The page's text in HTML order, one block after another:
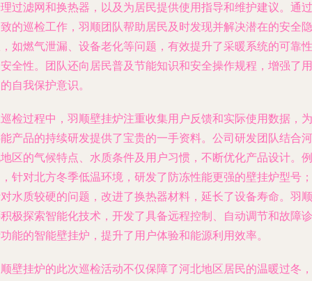
过滤网和换热器，以及为居民提供使用指导和维护建议。通过
的巡检工作，羽顺团队帮助居民及时发现并解决潜在的安全隐
如燃气泄漏、设备老化等问题，有效提升了采暖系统的可靠性
全性。团队还向居民普及节能知识和安全操作规程，增强了用
自我保护意识。
检过程中，羽顺壁挂炉注重收集用户反馈和实际使用数据，为
产品的持续研发提供了宝贵的一手资料。公司研发团队结合河
区的气候特点、水质条件及用户习惯，不断优化产品设计。例
针对北方冬季低温环境，研发了防冻性能更强的壁挂炉型号；
水质较硬的问题，改进了换热器材料，延长了设备寿命。羽顺
极探索智能化技术，开发了具备远程控制、自动调节和故障诊
能的智能壁挂炉，提升了用户体验和能源利用效率。
壁挂炉的此次巡检活动不仅保障了河北地区居民的温暖过冬，